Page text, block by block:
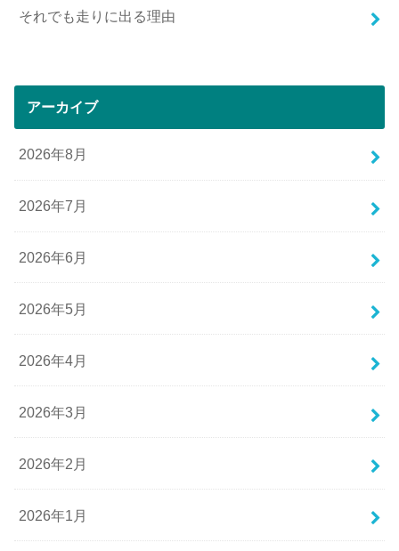
それでも走りに出る理由
アーカイブ
2026年8月
2026年7月
2026年6月
2026年5月
2026年4月
2026年3月
2026年2月
2026年1月